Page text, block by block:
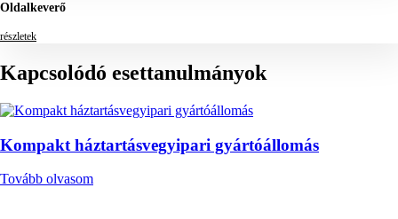
Oldalkeverő
részletek
Kapcsolódó esettanulmányok
Kompakt háztartásvegyipari gyártóállomás
Tovább olvasom